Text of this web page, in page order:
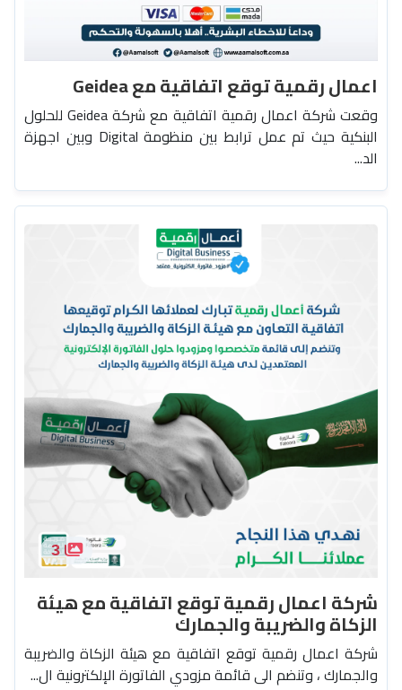
اعمال رقمية توقع اتفاقية مع Geidea
وقعت شركة اعمال رقمية اتفاقية مع شركة Geidea للحلول
البنكية حيث تم عمل ترابط بين منظومة Digital وبين اجهزة
الد...
3
شركة اعمال رقمية توقع اتفاقية مع هيئة
الزكاة والضريبة والجمارك
شركة اعمال رقمية توقع اتفاقية مع هيئة الزكاة والضريبة
والجمارك ، وتنضم الى قائمة مزودي الفاتورة الإلكترونية ال...